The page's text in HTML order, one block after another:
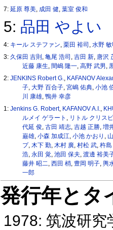
7:延原 尊美 成田 健 ,葉室 俊和
5: 品田 やよい
4: キール ステファン ,栗田 裕司 ,水野 敏
3: 久保田 吉則 ,亀尾 浩司 ,吉田 新 唐沢
近藤 康生 間嶋 隆一, 高野 武男
2:JENKINS Robert G., KAFANOV
子, 大野 百合子, 宮嶋 佑典, 小池
川 康雄, 鴨井 幸彦
1:Jenkins G. Robert, KAFANOV A.I.,
ルメイ ゲラート , リトル クリス
代延 俊, 古田 靖志, 吉越 正勝, 増
巌雄, 小森 加成江, 小池 かおり ,
プ, 木下 勤, 木村 廣, 村松 武, 杵
浩, 永田 覚, 池田 保夫, 渡邊 裕美
藤井 昭二, 西田 梢, 豊岡 明子, 輿
一郎
発行年とタ
1978: 筑波研